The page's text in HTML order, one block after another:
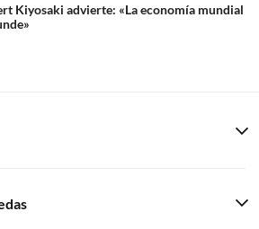
Kiyosaki advierte: «La economía mundial